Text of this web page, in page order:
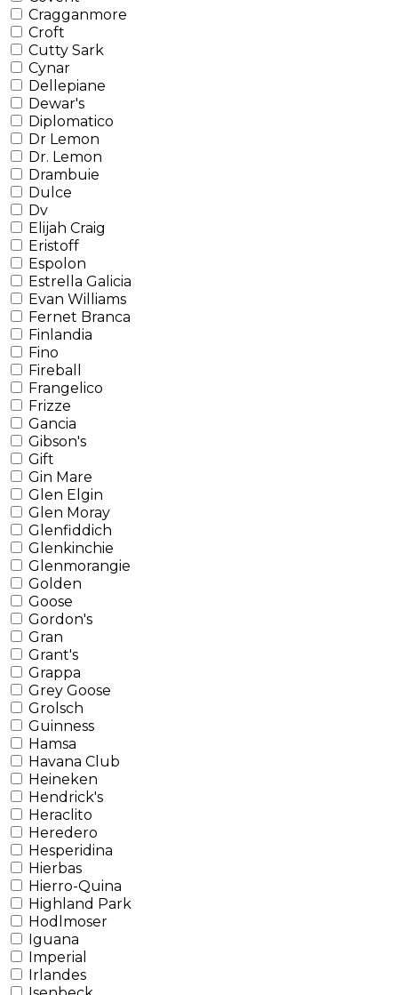
Cragganmore
Croft
Cutty Sark
Cynar
Dellepiane
Dewar's
Diplomatico
Dr Lemon
Dr. Lemon
Drambuie
Dulce
Dv
Elijah Craig
Eristoff
Espolon
Estrella Galicia
Evan Williams
Fernet Branca
Finlandia
Fino
Fireball
Frangelico
Frizze
Gancia
Gibson's
Gift
Gin Mare
Glen Elgin
Glen Moray
Glenfiddich
Glenkinchie
Glenmorangie
Golden
Goose
Gordon's
Gran
Grant's
Grappa
Grey Goose
Grolsch
Guinness
Hamsa
Havana Club
Heineken
Hendrick's
Heraclito
Heredero
Hesperidina
Hierbas
Hierro-Quina
Highland Park
Hodlmoser
Iguana
Imperial
Irlandes